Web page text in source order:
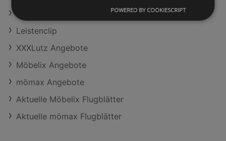
Hängeleuchte Explosion 65/65/150 cm
Leistenclip
XXXLutz Angebote
Möbelix Angebote
mömax Angebote
Aktuelle Möbelix Flugblätter
Aktuelle mömax Flugblätter
POWERED BY COOKIESCRIPT